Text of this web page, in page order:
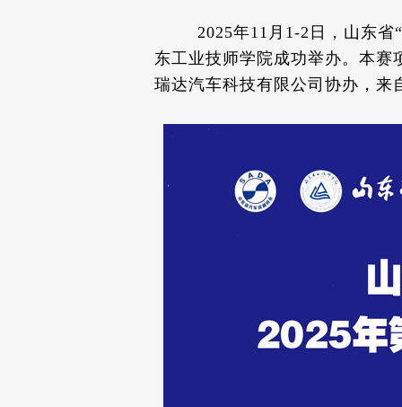
2025年11月1-2日，山东省“
东工业技师学院成功举办。本
瑞达汽车科技有限公司协办，来